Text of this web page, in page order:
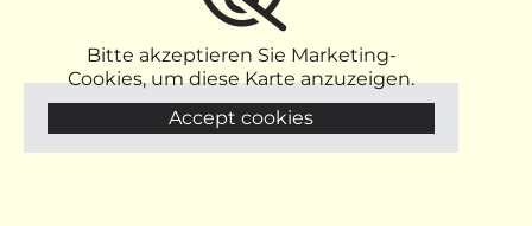
Bitte akzeptieren Sie Marketing-
Cookies, um diese Karte anzuzeigen.
Accept cookies